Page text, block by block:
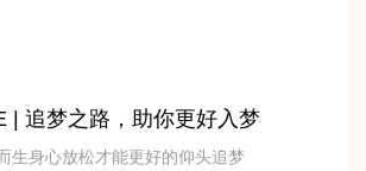
| 追梦之路，助你更好入梦
生身心放松才能更好的仰头追梦